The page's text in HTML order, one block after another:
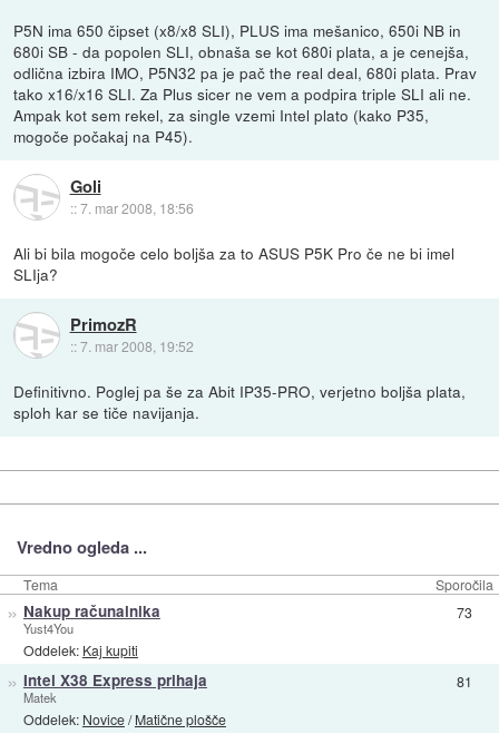
P5N ima 650 čipset (x8/x8 SLI), PLUS ima mešanico, 650i NB in
680i SB - da popolen SLI, obnaša se kot 680i plata, a je cenejša,
odlična izbira IMO, P5N32 pa je pač the real deal, 680i plata. Prav
tako x16/x16 SLI. Za Plus sicer ne vem a podpira triple SLI ali ne.
Ampak kot sem rekel, za single vzemi Intel plato (kako P35,
mogoče počakaj na P45).
Goli
::7. mar 2008, 18:56
Ali bi bila mogoče celo boljša za to ASUS P5K Pro če ne bi imel
SLIja?
PrimozR
::7. mar 2008, 19:52
Definitivno. Poglej pa še za Abit IP35-PRO, verjetno boljša plata,
sploh kar se tiče navijanja.
Vredno ogleda ...
Tema Sporočila
» Nakup računalnika
Yust4You
Oddelek: Kaj kupiti
73
» Intel X38 Express prihaja
Matek
Oddelek: Novice/Matične plošče
81